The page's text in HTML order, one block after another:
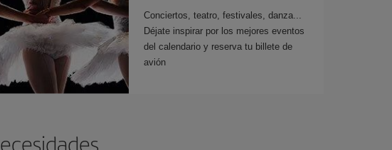
Conciertos, teatro, festivales, danza...
Déjate inspirar por los mejores eventos
del calendario y reserva tu billete de
avión